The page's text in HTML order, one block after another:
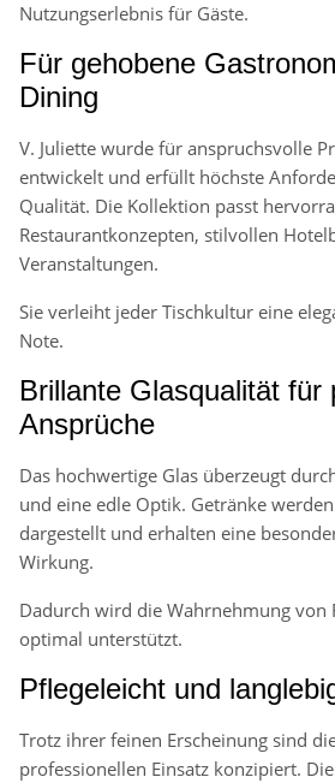
Nutzungserlebnis für Gäste.
Für gehobene
Dining
V. Juliette wurde für anspruchsvolle
entwickelt und erfüllt höchste
Qualität. Die Kollektion passt
Restaurantkonzepten, stilvollen
Veranstaltungen.
Sie verleiht jeder Tischkultur eine
Note.
Brillante Glasqualität für
Ansprüche
Das hochwertige Glas überzeugt
und eine edle Optik. Getränke
dargestellt und erhalten eine
Wirkung.
Dadurch wird die Wahrnehmung von
optimal unterstützt.
Pflegeleicht und
Trotz ihrer feinen Erscheinung sind
professionellen Einsatz konzipiert.